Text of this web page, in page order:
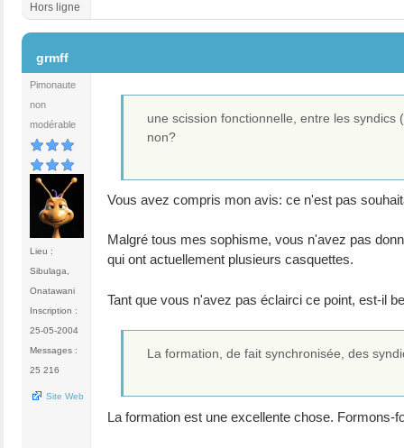
Hors ligne
grmff
Pimonaute
non
modérable
Lieu :
Sibulaga,
Onatawani
Inscription :
25-05-2004
Messages :
25 216
Site Web
une scission fonctionnelle, entre les
non?
Vous avez compris mon avis: ce n'est pas
Malgré tous mes sophisme, vous n'avez pas
qui ont actuellement plusieurs casquettes.
Tant que vous n'avez pas éclairci ce point, est-il
La formation, de fait synchronisée, des
La formation est une excellente chose.